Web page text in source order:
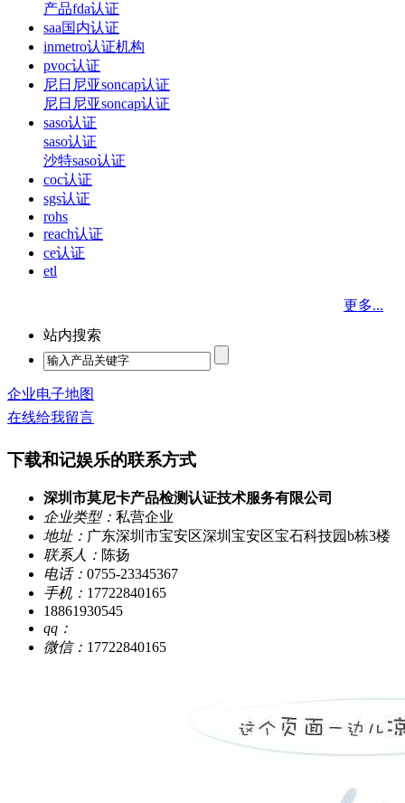
产品fda认证
saa国内认证
inmetro认证机构
pvoc认证
尼日尼亚soncap认证
尼日尼亚soncap认证
saso认证
saso认证
沙特saso认证
coc认证
sgs认证
rohs
reach认证
ce认证
etl
更多...
站内搜索
企业电子地图
在线给我留言
下载和记娱乐的联系方式
深圳市莫尼卡产品检测认证技术服务有限公司
企业类型： 私营企业
地址： 广东深圳市宝安区深圳宝安区宝石科技园b栋3楼
联系人： 陈扬
电话： 0755-23345367
手机： 17722840165
18861930545
qq：
微信： 17722840165